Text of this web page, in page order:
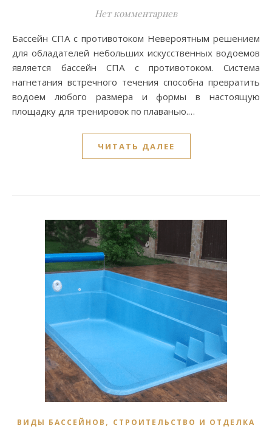
Нет комментариев
Бассейн СПА с противотоком Невероятным решением
для обладателей небольших искусственных водоемов
является бассейн СПА с противотоком. Система
нагнетания встречного течения способна превратить
водоем любого размера и формы в настоящую
площадку для тренировок по плаванью.…
ЧИТАТЬ ДАЛЕЕ
ВИДЫ БАССЕЙНОВ , СТРОИТЕЛЬСТВО И ОТДЕЛКА